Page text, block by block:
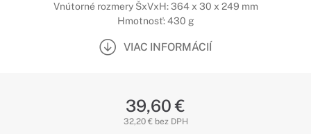
Vnútorné rozmery ŠxVxH: 364 x 30 x 249 mm
Hmotnosť: 430 g
VIAC INFORMÁCIÍ
39,60 €
32,20 € bez DPH